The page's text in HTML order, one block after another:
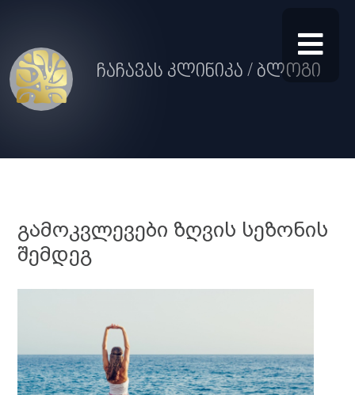
ჩაჩავას კლინიკა / ბლოგი
გამოკვლევები ზღვის სეზონის
შემდეგ